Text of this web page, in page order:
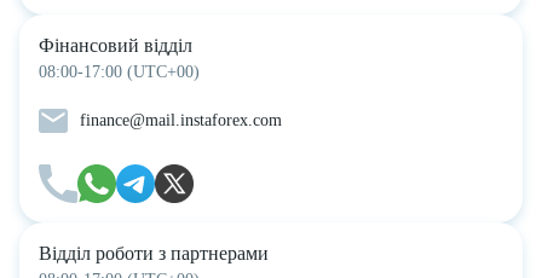
Фінансовий відділ
08:00-17:00 (UTC+00)
finance@mail.instaforex.com
Відділ роботи з партнерами